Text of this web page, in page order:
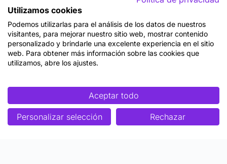
Utilizamos cookies
Podemos utilizarlas para el análisis de los datos de nuestros
visitantes, para mejorar nuestro sitio web, mostrar contenido
personalizado y brindarle una excelente experiencia en el sitio
web. Para obtener más información sobre las cookies que
utilizamos, abre los ajustes.
Aceptar todo
Personalizar selección Rechazar